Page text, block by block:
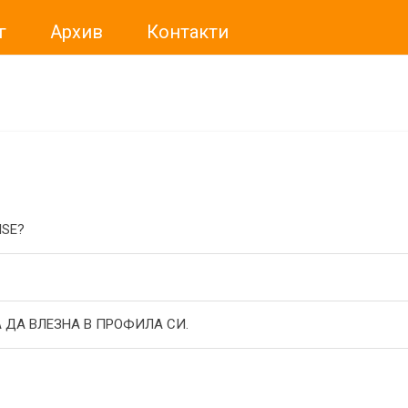
Архив Контакти
ДА ВЛЕЗНА В ПРОФИЛА СИ.